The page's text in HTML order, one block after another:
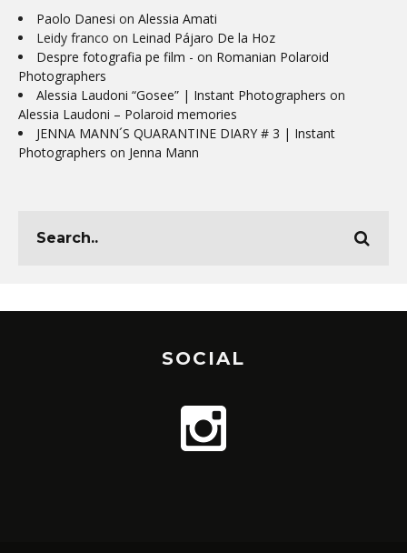
Paolo Danesi on Alessia Amati
Leidy franco on Leinad Pájaro De la Hoz
Despre fotografia pe film - on Romanian Polaroid
Photographers
Alessia Laudoni “Gosee” | Instant Photographers on
Alessia Laudoni – Polaroid memories
JENNA MANN´S QUARANTINE DIARY # 3 | Instant
Photographers on Jenna Mann
SOCIAL